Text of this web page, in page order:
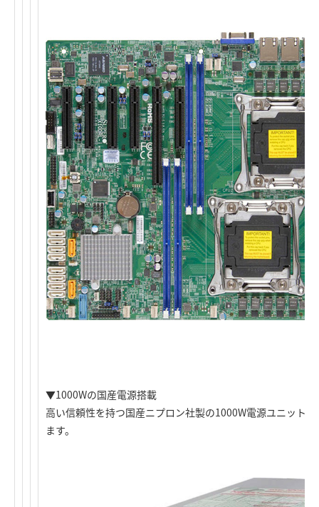
▼1000Wの国産電源搭載
高い信頼性を持つ国産ニプロン社製の1000W電源ユニット
ます。